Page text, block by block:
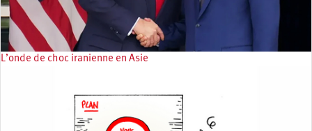
L’onde de choc iranienne en Asie